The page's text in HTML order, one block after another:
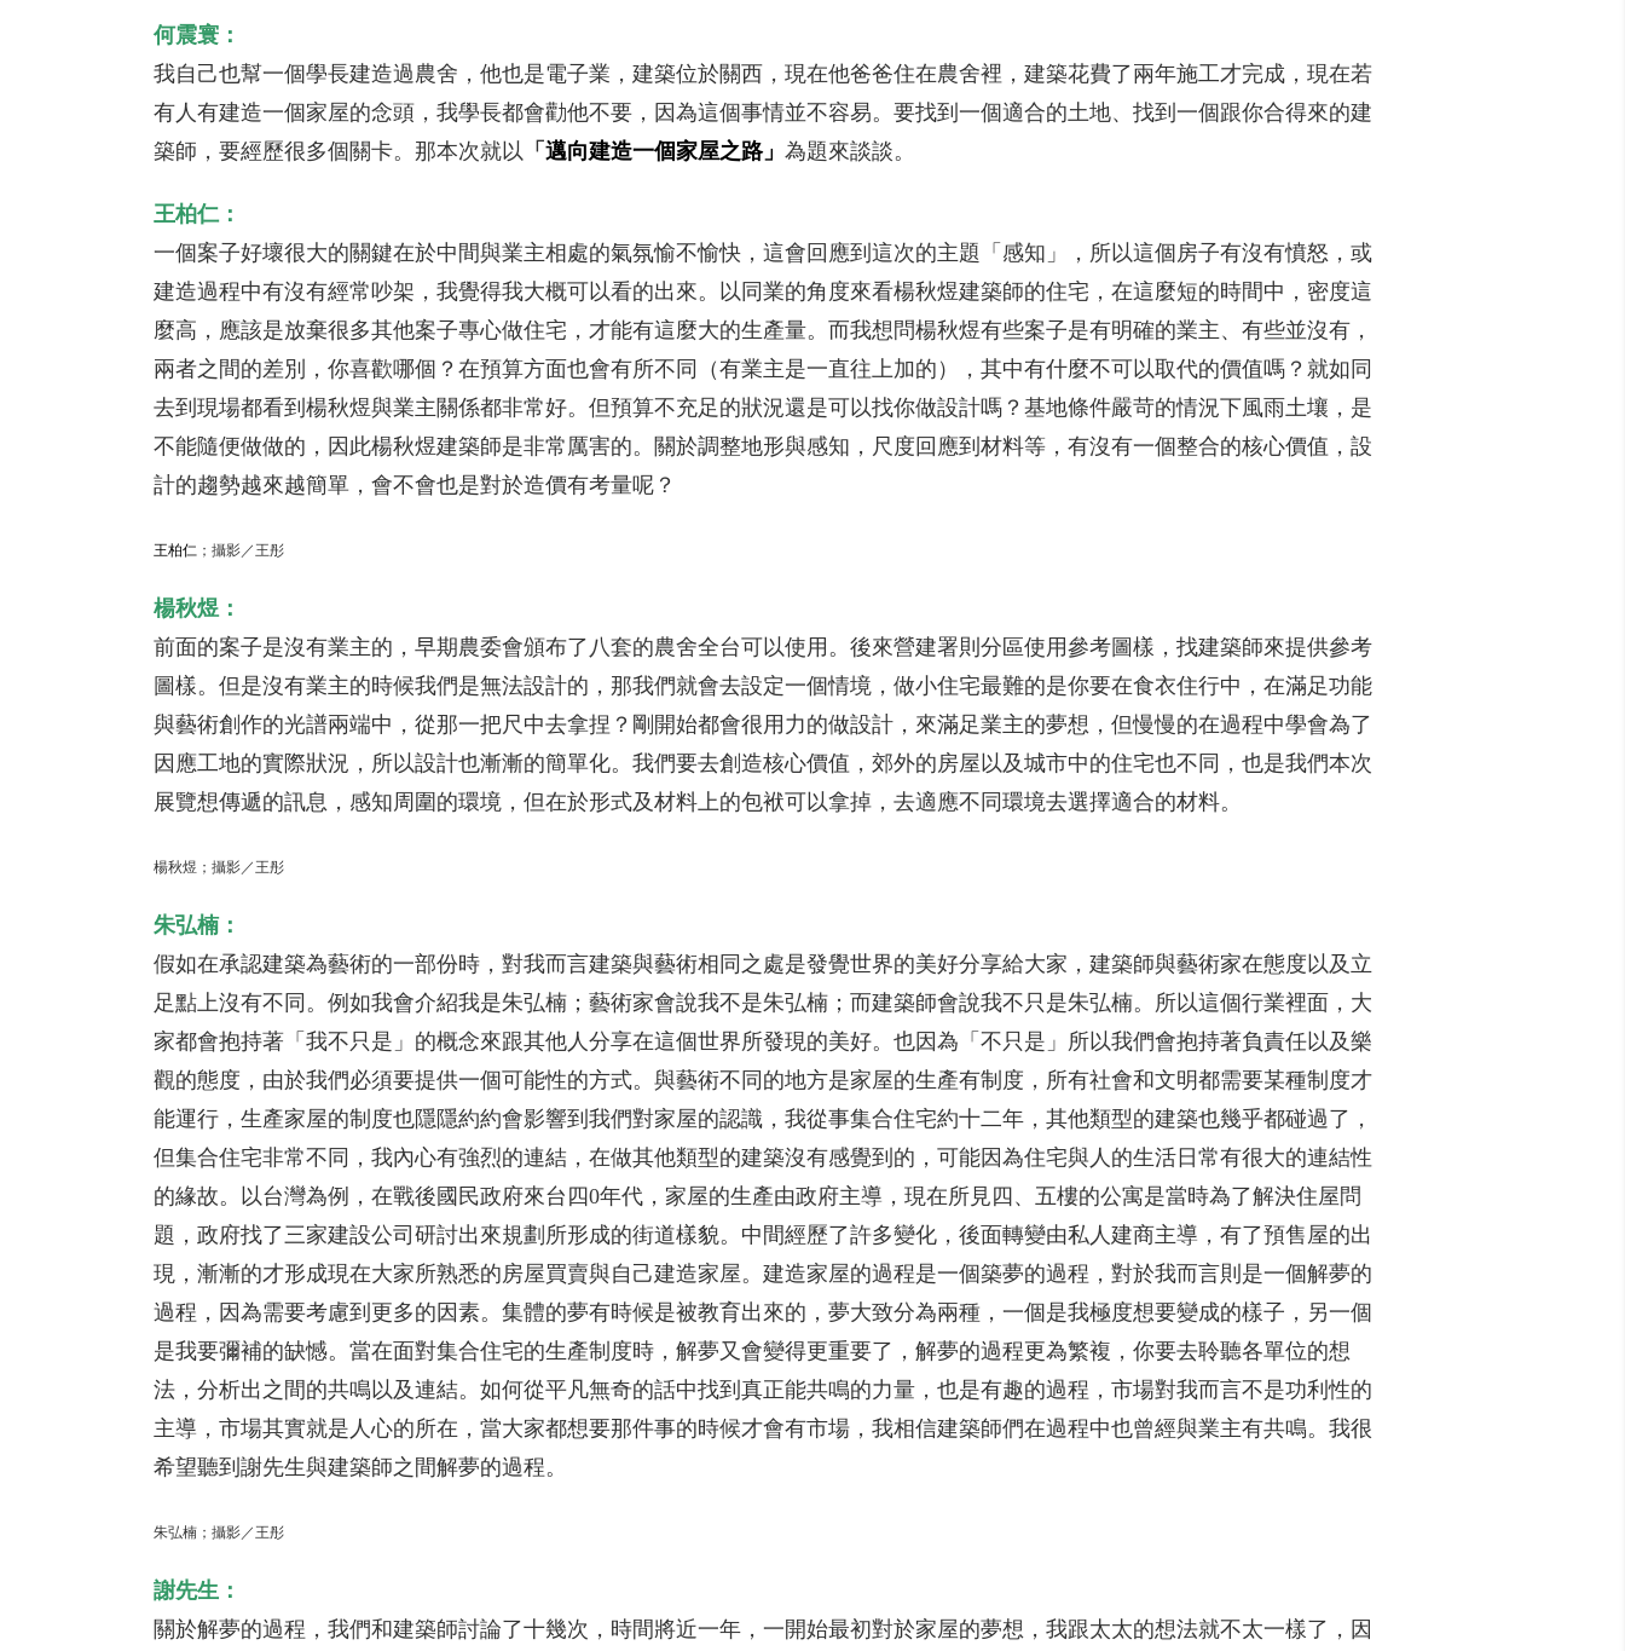
何震寰：
我自己也幫一個學長建造過農舍，他也是電子業，建築位於關西，現在他爸爸住在農舍裡，建築花費了兩年施工才完成，現在若
有人有建造一個家屋的念頭，我學長都會勸他不要，因為這個事情並不容易。要找到一個適合的土地、找到一個跟你合得來的建
築師，要經歷很多個關卡。那本次就以 「 邁向建造一個家屋之路」 為題來談談。
王柏仁：
一個案子好壞很大的關鍵在於中間與業主相處的氣氛愉不愉快，這會回應到這次的主題「感知」，所以這個房子有沒有憤怒，或
建造過程中有沒有經常吵架，我覺得我大概可以看的出來。以同業的角度來看楊秋煜建築師的住宅，在這麼短的時間中，密度這
麼高，應該是放棄很多其他案子專心做住宅，才能有這麼大的生產量。而我想問楊秋煜有些案子是有明確的業主、有些並沒有，
兩者之間的差別，你喜歡哪個？在預算方面也會有所不同（有業主是一直往上加的），其中有什麼不可以取代的價值嗎？就如同
去到現場都看到楊秋煜與業主關係都非常好。但預算不充足的狀況還是可以找你做設計嗎？基地條件嚴苛的情況下風雨土壤，是
不能隨便做做的，因此楊秋煜建築師是非常厲害的。關於調整地形與感知，尺度回應到材料等，有沒有一個整合的核心價值，設
計的趨勢越來越簡單，會不會也是對於造價有考量呢？
王柏仁 ；攝影／王彤
楊秋煜：
前面的案子是沒有業主的，早期農委會頒布了八套的農舍全台可以使用。後來營建署則分區使用參考圖樣，找建築師來提供參考
圖樣。但是沒有業主的時候我們是無法設計的，那我們就會去設定一個情境，做小住宅最難的是你要在食衣住行中，在滿足功能
與藝術創作的光譜兩端中，從那一把尺中去拿捏？剛開始都會很用力的做設計，來滿足業主的夢想，但慢慢的在過程中學會為了
因應工地的實際狀況，所以設計也漸漸的簡單化。我們要去創造核心價值，郊外的房屋以及城市中的住宅也不同，也是我們本次
展覽想傳遞的訊息，感知周圍的環境，但在於形式及材料上的包袱可以拿掉，去適應不同環境去選擇適合的材料。
楊秋煜；攝影／王彤
朱弘楠：
假如在承認建築為藝術的一部份時，對我而言建築與藝術相同之處是發覺世界的美好分享給大家，建築師與藝術家在態度以及立
足點上沒有不同。例如我會介紹我是朱弘楠；藝術家會說我不是朱弘楠；而建築師會說我不只是朱弘楠。所以這個行業裡面，大
家都會抱持著「我不只是」的概念來跟其他人分享在這個世界所發現的美好。也因為「不只是」所以我們會抱持著負責任以及樂
觀的態度，由於我們必須要提供一個可能性的方式。與藝術不同的地方是家屋的生產有制度，所有社會和文明都需要某種制度才
能運行，生產家屋的制度也隱隱約約會影響到我們對家屋的認識，我從事集合住宅約十二年，其他類型的建築也幾乎都碰過了，
但集合住宅非常不同，我內心有強烈的連結，在做其他類型的建築沒有感覺到的，可能因為住宅與人的生活日常有很大的連結性
的緣故。以台灣為例，在戰後國民政府來台四0年代，家屋的生產由政府主導，現在所見四、五樓的公寓是當時為了解決住屋問
題，政府找了三家建設公司研討出來規劃所形成的街道樣貌。中間經歷了許多變化，後面轉變由私人建商主導，有了預售屋的出
現，漸漸的才形成現在大家所熟悉的房屋買賣與自己建造家屋。建造家屋的過程是一個築夢的過程，對於我而言則是一個解夢的
過程，因為需要考慮到更多的因素。集體的夢有時候是被教育出來的，夢大致分為兩種，一個是我極度想要變成的樣子，另一個
是我要彌補的缺憾。當在面對集合住宅的生產制度時，解夢又會變得更重要了，解夢的過程更為繁複，你要去聆聽各單位的想
法，分析出之間的共鳴以及連結。如何從平凡無奇的話中找到真正能共鳴的力量，也是有趣的過程，市場對我而言不是功利性的
主導，市場其實就是人心的所在，當大家都想要那件事的時候才會有市場，我相信建築師們在過程中也曾經與業主有共鳴。我很
希望聽到謝先生與建築師之間解夢的過程。
朱弘楠；攝影／王彤
謝先生：
關於解夢的過程，我們和建築師討論了十幾次，時間將近一年，一開始最初對於家屋的夢想，我跟太太的想法就不太一樣了，因